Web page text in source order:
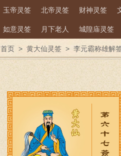
玉帝灵签 北帝灵签 财神灵签
如意灵签 月下老人 城隍庙灵签
首页 > 黄大仙灵签 > 李元霸称雄解